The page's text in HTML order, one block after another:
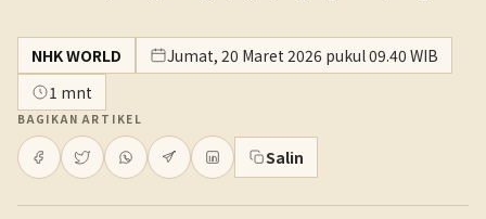
NHK WORLD
Jumat, 20 Maret 2026 pukul 09.40 WIB
1 mnt
BAGIKAN ARTIKEL
Salin